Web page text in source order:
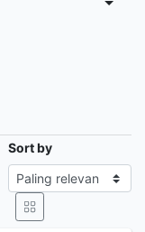
Sort by